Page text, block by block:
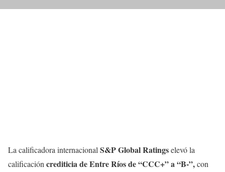
La calificadora internacional S&P Global Ratingselevó la
calificación crediticia de Entre Ríos de “CCC+” a “B-”,con